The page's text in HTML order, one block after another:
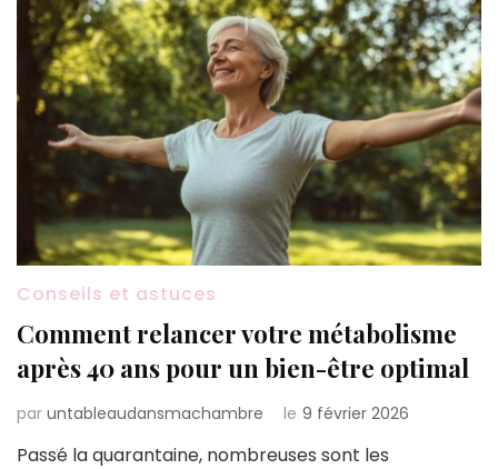
Conseils et astuces
Comment relancer votre métabolisme
après 40 ans pour un bien-être optimal
par untableaudansmachambre le 9 février 2026
Passé la quarantaine, nombreuses sont les